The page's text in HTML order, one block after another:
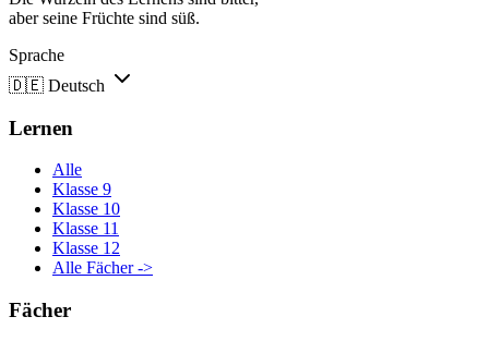
aber seine Früchte sind süß.
Sprache
🇩🇪 Deutsch
Lernen
Alle
Klasse 9
Klasse 10
Klasse 11
Klasse 12
Alle Fächer ->
Fächer